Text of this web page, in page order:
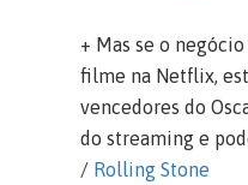
+ Mas se o
filme na Netflix,
vencedores do
do streaming e
/ Rolling Stone